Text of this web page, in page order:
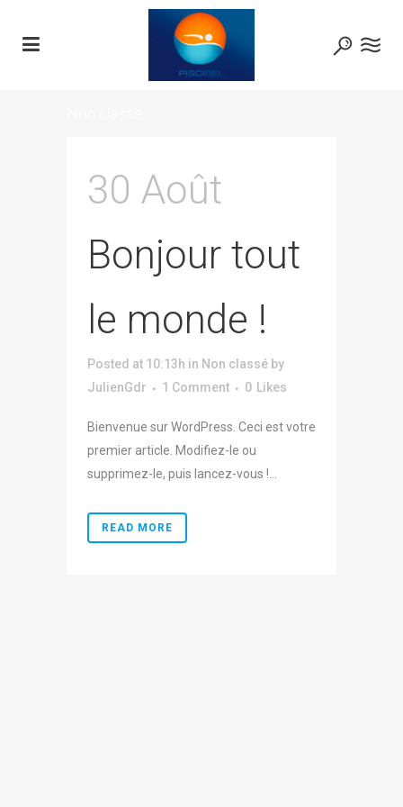
30 Août
Bonjour tout
le monde !
Posted at 10:13h in Non classé by
JulienGdr
1 Comment 0 Likes
Bienvenue sur WordPress. Ceci est votre
premier article. Modifiez-le ou
supprimez-le, puis lancez-vous !...
READ MORE